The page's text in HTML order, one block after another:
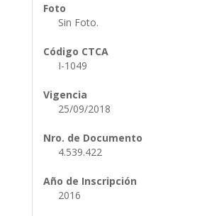
Foto
Sin Foto.
Código CTCA
I-1049
Vigencia
25/09/2018
Nro. de Documento
4.539.422
Año de Inscripción
2016